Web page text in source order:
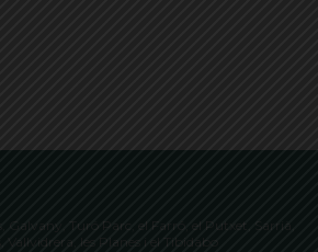
Galvany, Turó Parc, el Farró, el Putxet, Sarrià,
Vallvidrera, les Planes i el Tibidabo